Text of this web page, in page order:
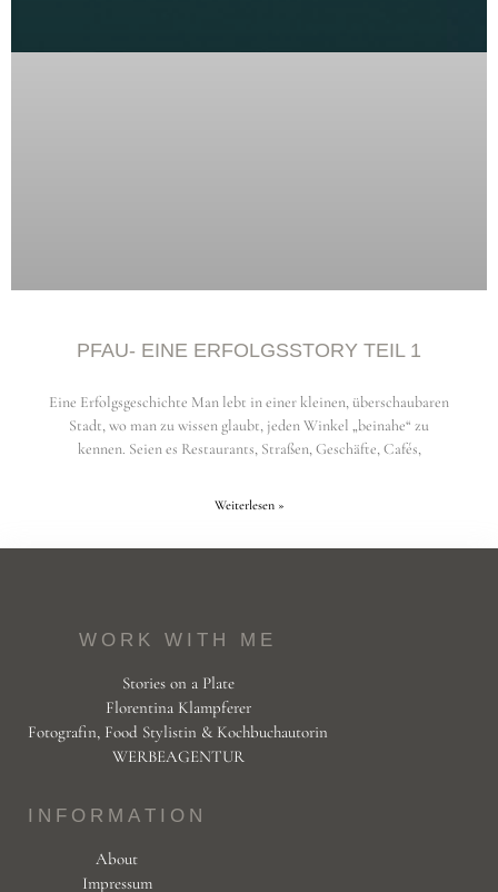
PFAU- EINE ERFOLGSSTORY TEIL 1
Eine Erfolgsgeschichte Man lebt in einer kleinen, überschaubaren
Stadt, wo man zu wissen glaubt, jeden Winkel „beinahe“ zu
kennen. Seien es Restaurants, Straßen, Geschäfte, Cafés,
Weiterlesen »
WORK WITH ME
Stories on a Plate
Florentina Klampferer
Fotografin, Food Stylistin & Kochbuchautorin
WERBEAGENTUR
INFORMATION
About
Impressum